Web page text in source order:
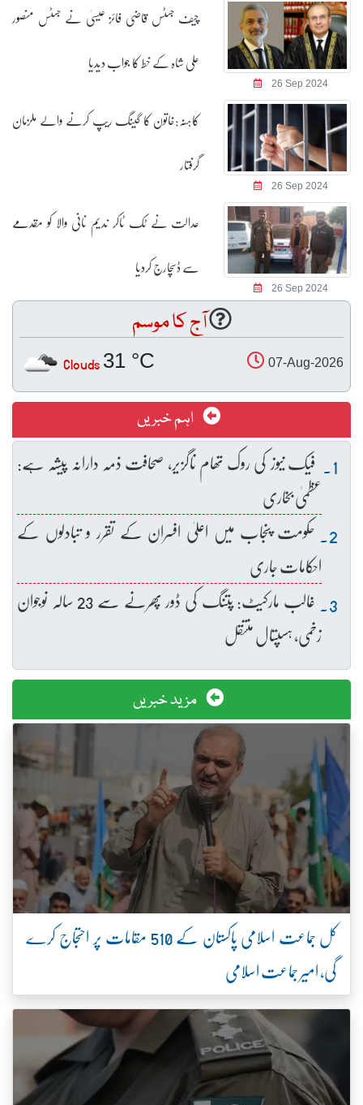
26 Sep 2024
چیف جسٹس قاضی فائز عیسیٰ نے جسٹس منصور
علی شاہ کے خط کا جواب دیدیا
26 Sep 2024
کاہنہ:خاتون کا گینگ ریپ کرنے والے ملزمان
گرفتار
26 Sep 2024
عدالت نے ٹک ٹاکر ندیم نانی والا کو مقدمے
سے ڈسچارج کردیا
آج کا موسم
07-Aug-2026
31 °C
Clouds
اہم خبریں
فیک نیوز کی روک تھام ناگزیر، صحافت ذمہ دارانہ پیشہ ہے:
عظمیٰ بخاری
حکومت پنجاب میں اعلیٰ افسران کے تقرر و تبادلوں کے
احکامات جاری
غالب مارکیٹ: پتنگ کی ڈور پھرنے سے 23 سالہ نوجوان
زخمی، ہسپتال منتقل
مزید خبریں
کل جماعت اسلامی پاکستان کے 510 مقامات پر احتجاج کرے
گی، امیر جماعت اسلامی